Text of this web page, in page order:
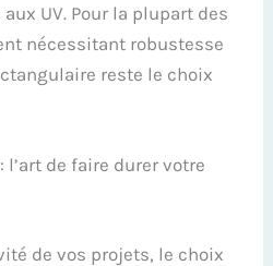
UV. Pour la plupart des
nécessitant robustesse
reste le choix
de faire durer votre
de vos projets, le choix